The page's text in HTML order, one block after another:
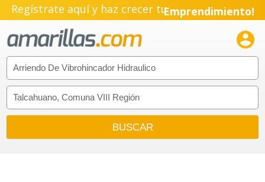
Regístrate aquí y haz crecer tuEmprendimiento!
